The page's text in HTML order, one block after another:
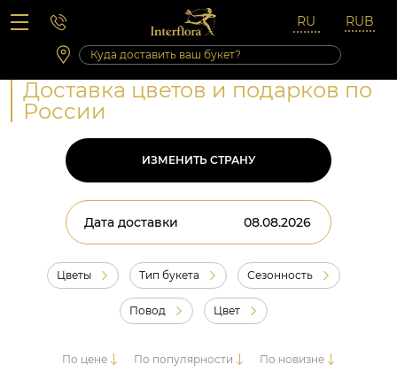
Вопросы-ответы
Сб 10:00 ‐ 14:00
Выходные и праздничные дни
Доставка цветов и подарков по
России
ИЗМЕНИТЬ СТРАНУ
Дата доставки
Цветы Тип букета Сезонность
Повод Цвет
По цене По популярности По новизне